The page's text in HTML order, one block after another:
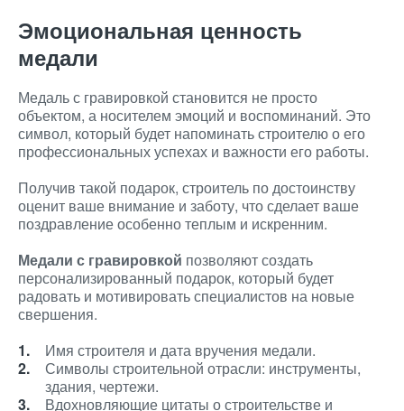
Эмоциональная ценность
медали
Медаль с гравировкой становится не просто
объектом, а носителем эмоций и воспоминаний. Это
символ, который будет напоминать строителю о его
профессиональных успехах и важности его работы.
Получив такой подарок, строитель по достоинству
оценит ваше внимание и заботу, что сделает ваше
поздравление особенно теплым и искренним.
Медали с гравировкой позволяют создать
персонализированный подарок, который будет
радовать и мотивировать специалистов на новые
свершения.
Имя строителя и дата вручения медали.
Символы строительной отрасли: инструменты,
здания, чертежи.
Вдохновляющие цитаты о строительстве и